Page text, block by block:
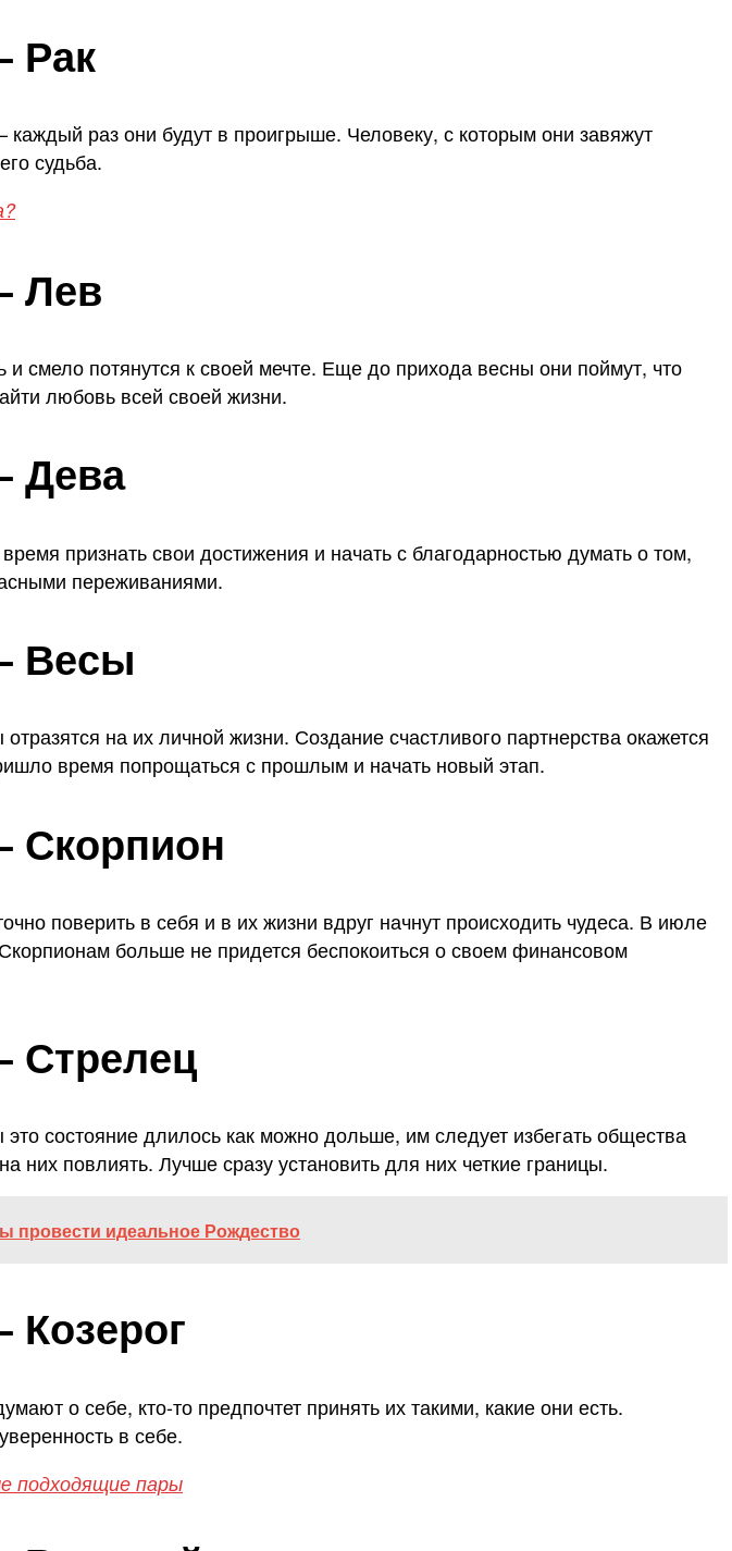
Рак
раз они будут в проигрыше. Человеку, с которым они завяжут
судьба.
Лев
смело потянутся к своей мечте. Еще до прихода весны они поймут, что
любовь всей своей жизни.
Дева
признать свои достижения и начать с благодарностью думать о том,
переживаниями.
Весы
на их личной жизни. Создание счастливого партнерства окажется
время попрощаться с прошлым и начать новый этап.
Скорпион
поверить в себя и в их жизни вдруг начнут происходить чудеса. В июле
больше не придется беспокоиться о своем финансовом
Стрелец
состояние длилось как можно дольше, им следует избегать общества
них повлиять. Лучше сразу установить для них четкие границы.
провести идеальное Рождество
Козерог
о себе, кто-то предпочтет принять их такими, какие они есть.
в себе.
подходящие пары